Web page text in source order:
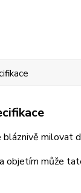
milovat
objetím může